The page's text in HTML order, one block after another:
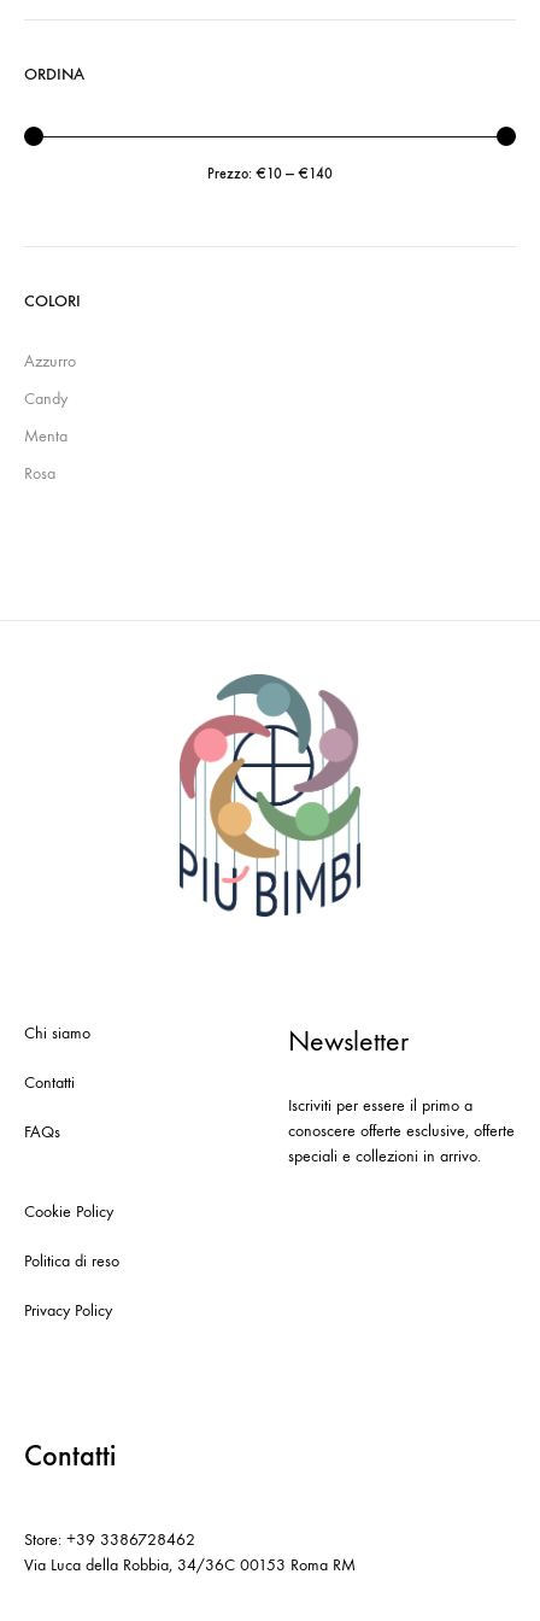
ORDINA
Prezzo: €10 — €140
COLORI
Azzurro
Candy
Menta
Rosa
Chi siamo
Contatti
FAQs
Cookie Policy
Politica di reso
Privacy Policy
Newsletter
Iscriviti per essere il primo a
conoscere offerte esclusive, offerte
speciali e collezioni in arrivo.
Contatti
Store: +39 3386728462
Via Luca della Robbia, 34/36C 00153 Roma RM